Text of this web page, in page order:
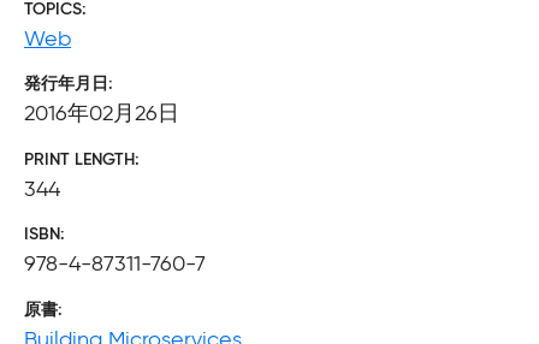
TOPICS
Web
発行年月日
2016年02月26日
PRINT LENGTH
344
ISBN
978-4-87311-760-7
原書
Building Microservices